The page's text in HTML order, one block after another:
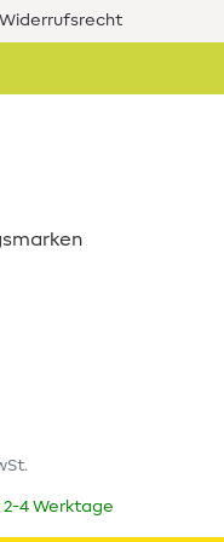
4 Werktage